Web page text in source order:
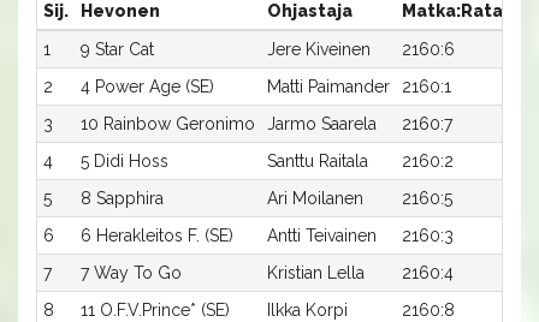
Sij. Hevonen Ohjastaja Matka:Rata
1
9 Star Cat Jere Kiveinen 2160:6
2
4 Power Age (SE) Matti Paimander 2160:1
3
10 Rainbow Geronimo Jarmo Saarela 2160:7
4
5 Didi Hoss Santtu Raitala 2160:2
5
8 Sapphira Ari Moilanen 2160:5
6
6 Herakleitos F. (SE) Antti Teivainen 2160:3
7
7 Way To Go Kristian Lella 2160:4
8
11 O.F.V.Prince* (SE) Ilkka Korpi 2160:8